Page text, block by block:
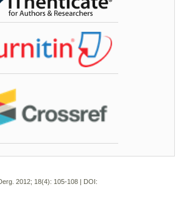
2012; 18(4): 105-108 | DOI: